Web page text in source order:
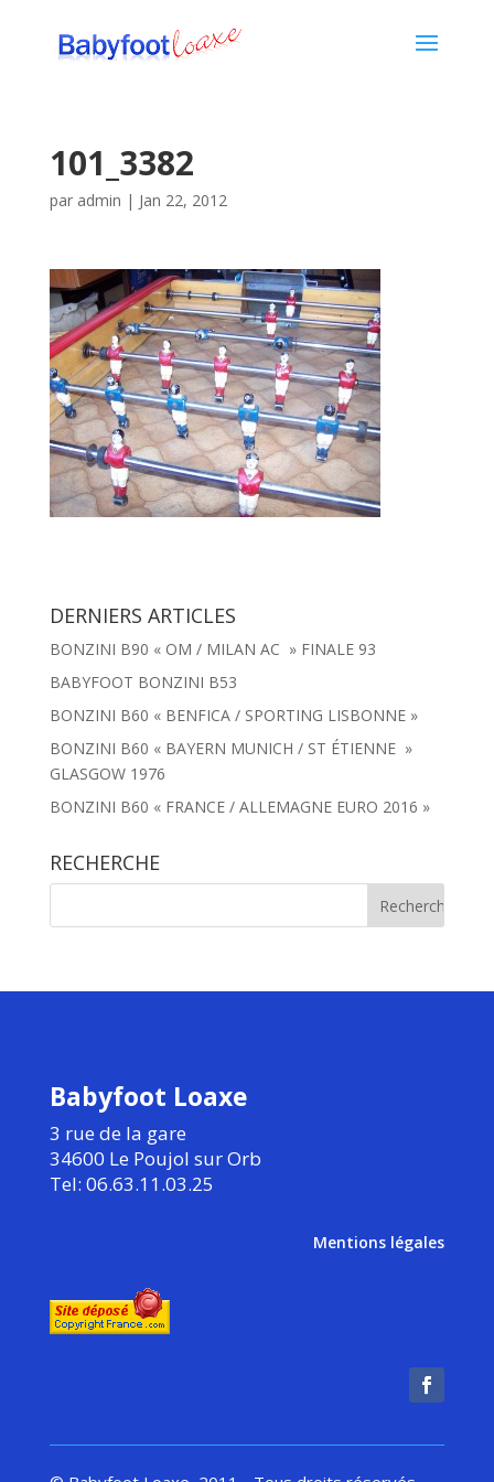
101_3382
par admin | Jan 22, 2012
DERNIERS ARTICLES
BONZINI B90 « OM / MILAN AC » FINALE 93
BABYFOOT BONZINI B53
BONZINI B60 « BENFICA / SPORTING LISBONNE »
BONZINI B60 « BAYERN MUNICH / ST ÉTIENNE »
GLASGOW 1976
BONZINI B60 « FRANCE / ALLEMAGNE EURO 2016 »
RECHERCHE
Babyfoot Loaxe
3 rue de la gare
34600 Le Poujol sur Orb
Tel: 06.63.11.03.25
Mentions légales